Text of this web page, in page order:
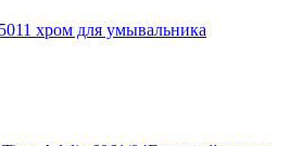
хром для умывальника